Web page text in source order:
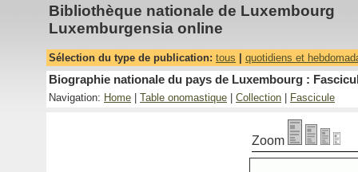
Bibliothèque nationale de Luxembourg
Luxemburgensia online
Sélection du type de publication: tous quotidiens et
Biographie nationale du pays de Luxembourg :
Navigation: Home Table onomastique Collection Fascicule
Zoom